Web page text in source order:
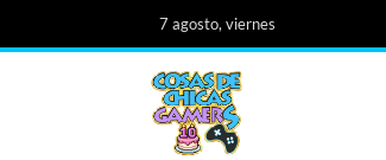
7 agosto, viernes